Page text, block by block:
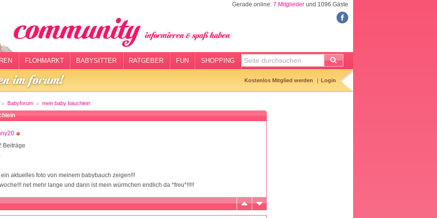
Gerade online: 7 Mitglieder und 1096 Gäste
FLOHMARKT BABYSITTER RATGEBER FUN SHOPPING
Kostenlos Mitglied werden Login
Babyforum mein baby bäuchlein
Beiträge
aktuelles foto von meinem babybauch zeigen!!!
net mehr lange und dann ist mein würmchen endlich da *freu*!!!!!